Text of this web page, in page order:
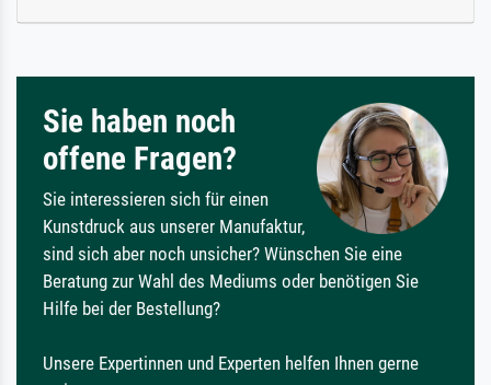
Sie haben noch
offene Fragen?
Sie interessieren sich für einen
Kunstdruck aus unserer Manufaktur,
sind sich aber noch unsicher? Wünschen Sie eine
Beratung zur Wahl des Mediums oder benötigen Sie
Hilfe bei der Bestellung?
Unsere Expertinnen und Experten helfen Ihnen gerne